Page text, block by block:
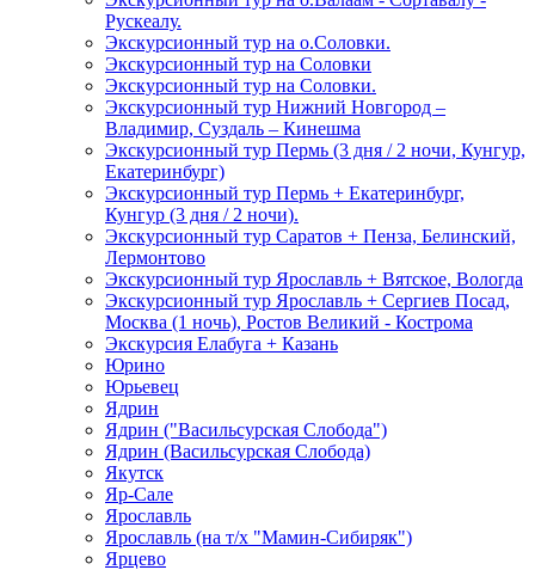
Рускеалу.
Экскурсионный тур на о.Соловки.
Экскурсионный тур на Соловки
Экскурсионный тур на Соловки.
Экскурсионный тур Нижний Новгород –
Владимир, Суздаль – Кинешма
Экскурсионный тур Пермь (3 дня / 2 ночи, Кунгур,
Екатеринбург)
Экскурсионный тур Пермь + Екатеринбург,
Кунгур (3 дня / 2 ночи).
Экскурсионный тур Саратов + Пенза, Белинский,
Лермонтово
Экскурсионный тур Ярославль + Вятское, Вологда
Экскурсионный тур Ярославль + Сергиев Посад,
Москва (1 ночь), Ростов Великий - Кострома
Экскурсия Елабуга + Казань
Юрино
Юрьевец
Ядрин
Ядрин ("Васильсурская Слобода")
Ядрин (Васильсурская Слобода)
Якутск
Яр-Сале
Ярославль
Ярославль (на т/х "Мамин-Сибиряк")
Ярцево